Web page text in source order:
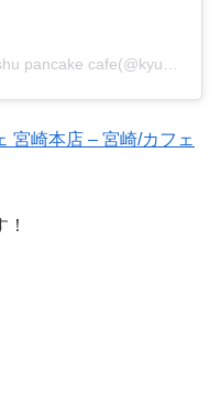
九州パンケーキCafe宮崎本店/kyushu pancake cafe(@kyushupancakecafe)がシェアした投稿
宮崎本店 – 宮崎/カフェ